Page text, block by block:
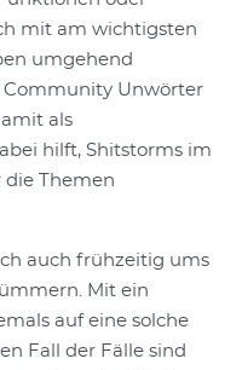
mit am wichtigsten
umgehend
Community Unwörter
als
hilft, Shitstorms im
die Themen
auch frühzeitig ums
Mit ein
auf eine solche
Fall der Fälle sind